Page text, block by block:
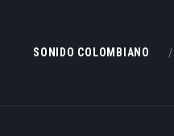
SONIDO COLOMBIANO